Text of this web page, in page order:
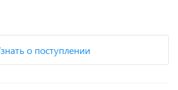
о поступлении